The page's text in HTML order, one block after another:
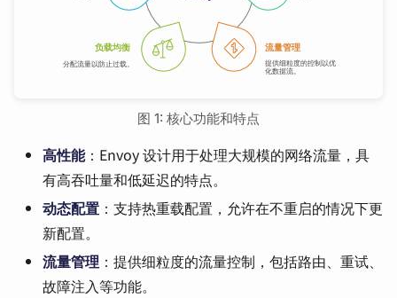
图 1: 核心功能和特点
高性能：Envoy 设计用于处理大规模的网络流量，具
有高吞吐量和低延迟的特点。
动态配置 ：支持热重载配置，允许在不重启的情况下更
新配置。
流量管理 ：提供细粒度的流量控制，包括路由、重试、
故障注入等功能。